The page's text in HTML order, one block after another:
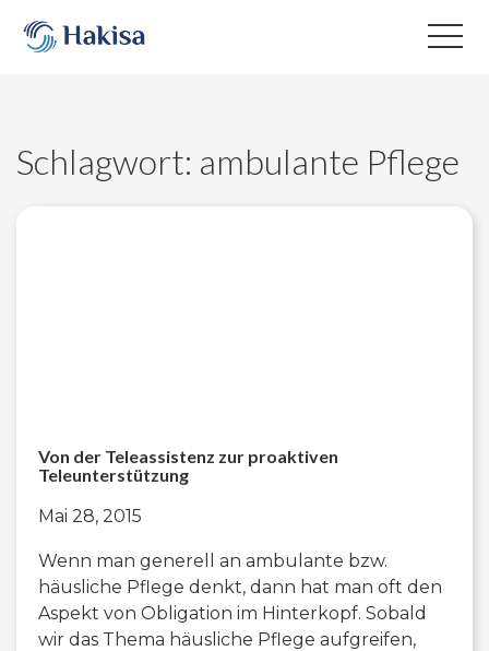
content
Schlagwort: ambulante Pflege
Von der Teleassistenz zur proaktiven
Teleunterstützung
Mai 28, 2015
Wenn man generell an ambulante bzw.
häusliche Pflege denkt, dann hat man oft den
Aspekt von Obligation im Hinterkopf. Sobald
wir das Thema häusliche Pflege aufgreifen,